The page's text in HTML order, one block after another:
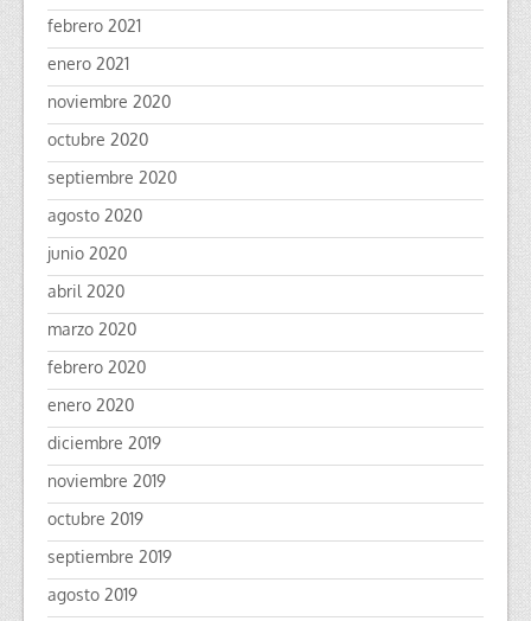
febrero 2021
enero 2021
noviembre 2020
octubre 2020
septiembre 2020
agosto 2020
junio 2020
abril 2020
marzo 2020
febrero 2020
enero 2020
diciembre 2019
noviembre 2019
octubre 2019
septiembre 2019
agosto 2019